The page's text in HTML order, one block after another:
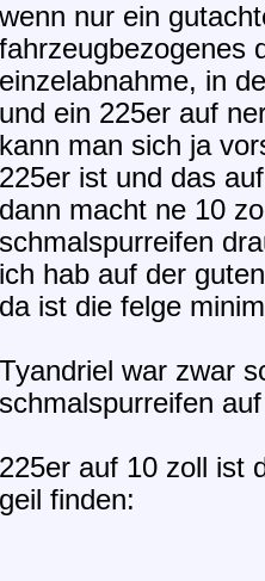
wenn nur ein
fahrzeugbezogenes
einzelabnahme, in
und ein 225er auf
kann man sich ja
225er ist und das
dann macht ne 10
schmalspurreifen
ich hab auf der
da ist die felge
Tyandriel war zwar
schmalspurreifen
225er auf 10 zoll ist
geil finden: